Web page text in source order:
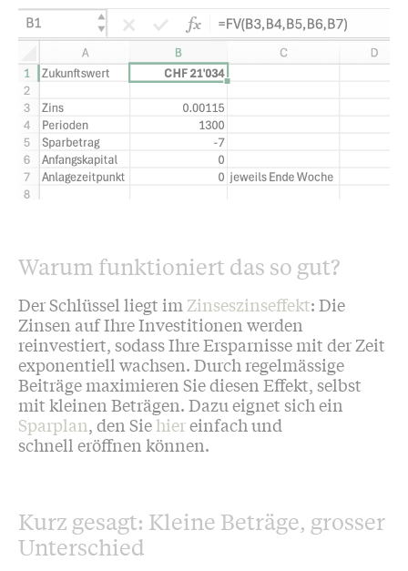
Warum funktioniert das so gut?
Der Schlüssel liegt im Zinseszinseffekt: Die
Zinsen auf Ihre Investitionen werden
reinvestiert, sodass Ihre Ersparnisse mit der Zeit
exponentiell wachsen. Durch regelmässige
Beiträge maximieren Sie diesen Effekt, selbst
mit kleinen Beträgen. Dazu eignet sich ein
Sparplan, den Siehiereinfach und
schnell eröffnen können.
Kurz gesagt: Kleine Beträge, grosser
Unterschied